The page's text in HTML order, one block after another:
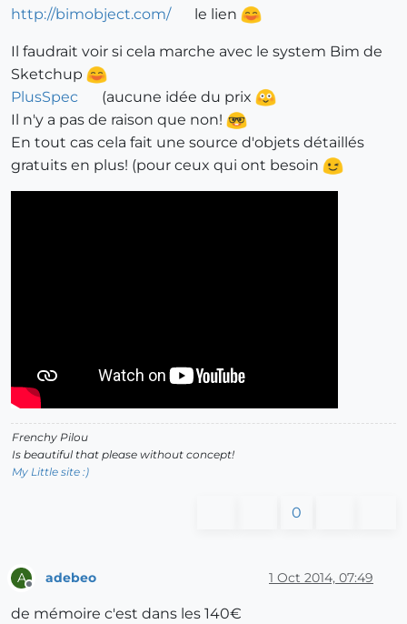
http://bimobject.com/ le lien
Il faudrait voir si cela marche avec le system Bim de
Sketchup
PlusSpec
(aucune idée du prix
Il n'y a pas de raison que non!
En tout cas cela fait une source d'objets détaillés
gratuits en plus! (pour ceux qui ont besoin
Frenchy Pilou
Is beautiful that please without concept!
My Little site :)
0
A adebeo 1 Oct 2014, 07:49
de mémoire c'est dans les 140€